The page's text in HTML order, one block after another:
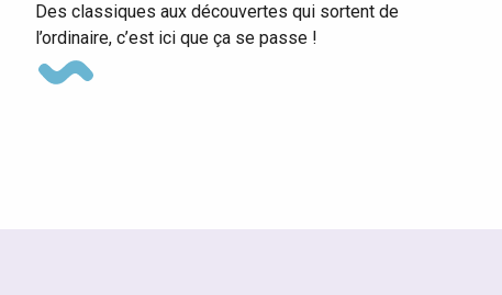
Des classiques aux découvertes qui sortent de
l’ordinaire, c’est ici que ça se passe !